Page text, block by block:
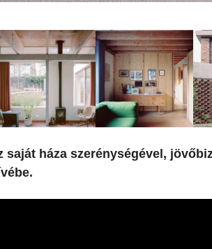
saját háza szerénységével,